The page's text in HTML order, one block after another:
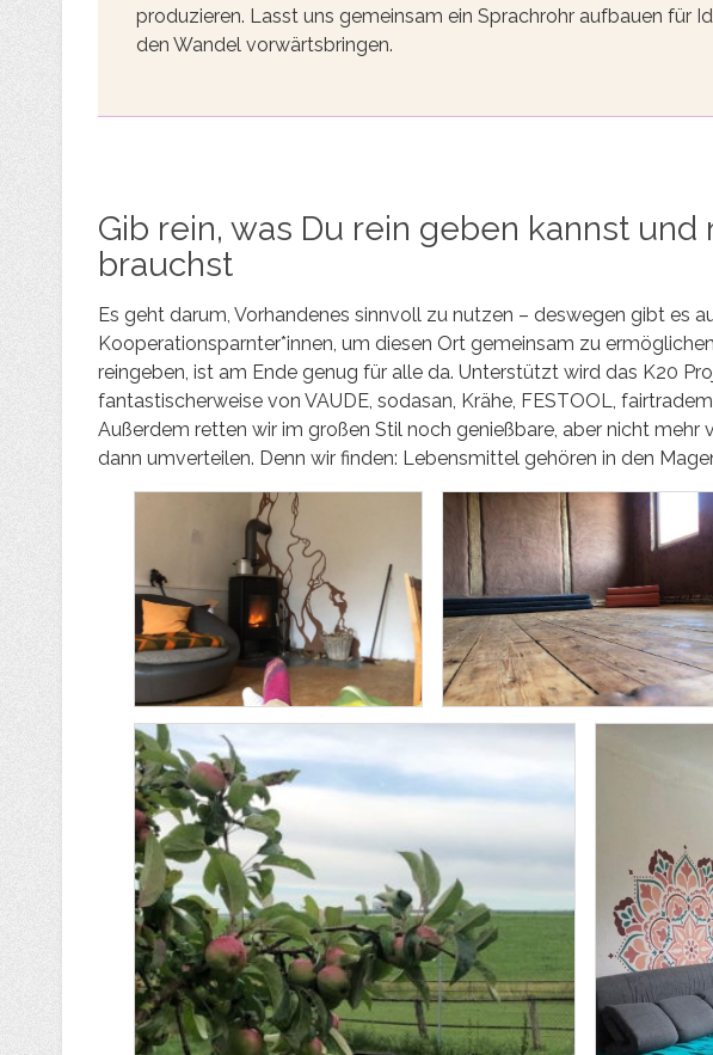
produzieren. Lasst uns gemeinsam ein Sprachrohr aufbauen für
den Wandel vorwärtsbringen.
Gib rein, was Du rein geben kannst und
brauchst
Es geht darum, Vorhandenes sinnvoll zu nutzen – deswegen gibt es
Kooperationsparnter*innen, um diesen Ort gemeinsam zu
reingeben, ist am Ende genug für alle da. Unterstützt wird das K20
fantastischerweise von VAUDE, sodasan, Krähe, FESTOOL,
Außerdem retten wir im großen Stil noch genießbare, aber nicht
dann umverteilen. Denn wir finden: Lebensmittel gehören in den